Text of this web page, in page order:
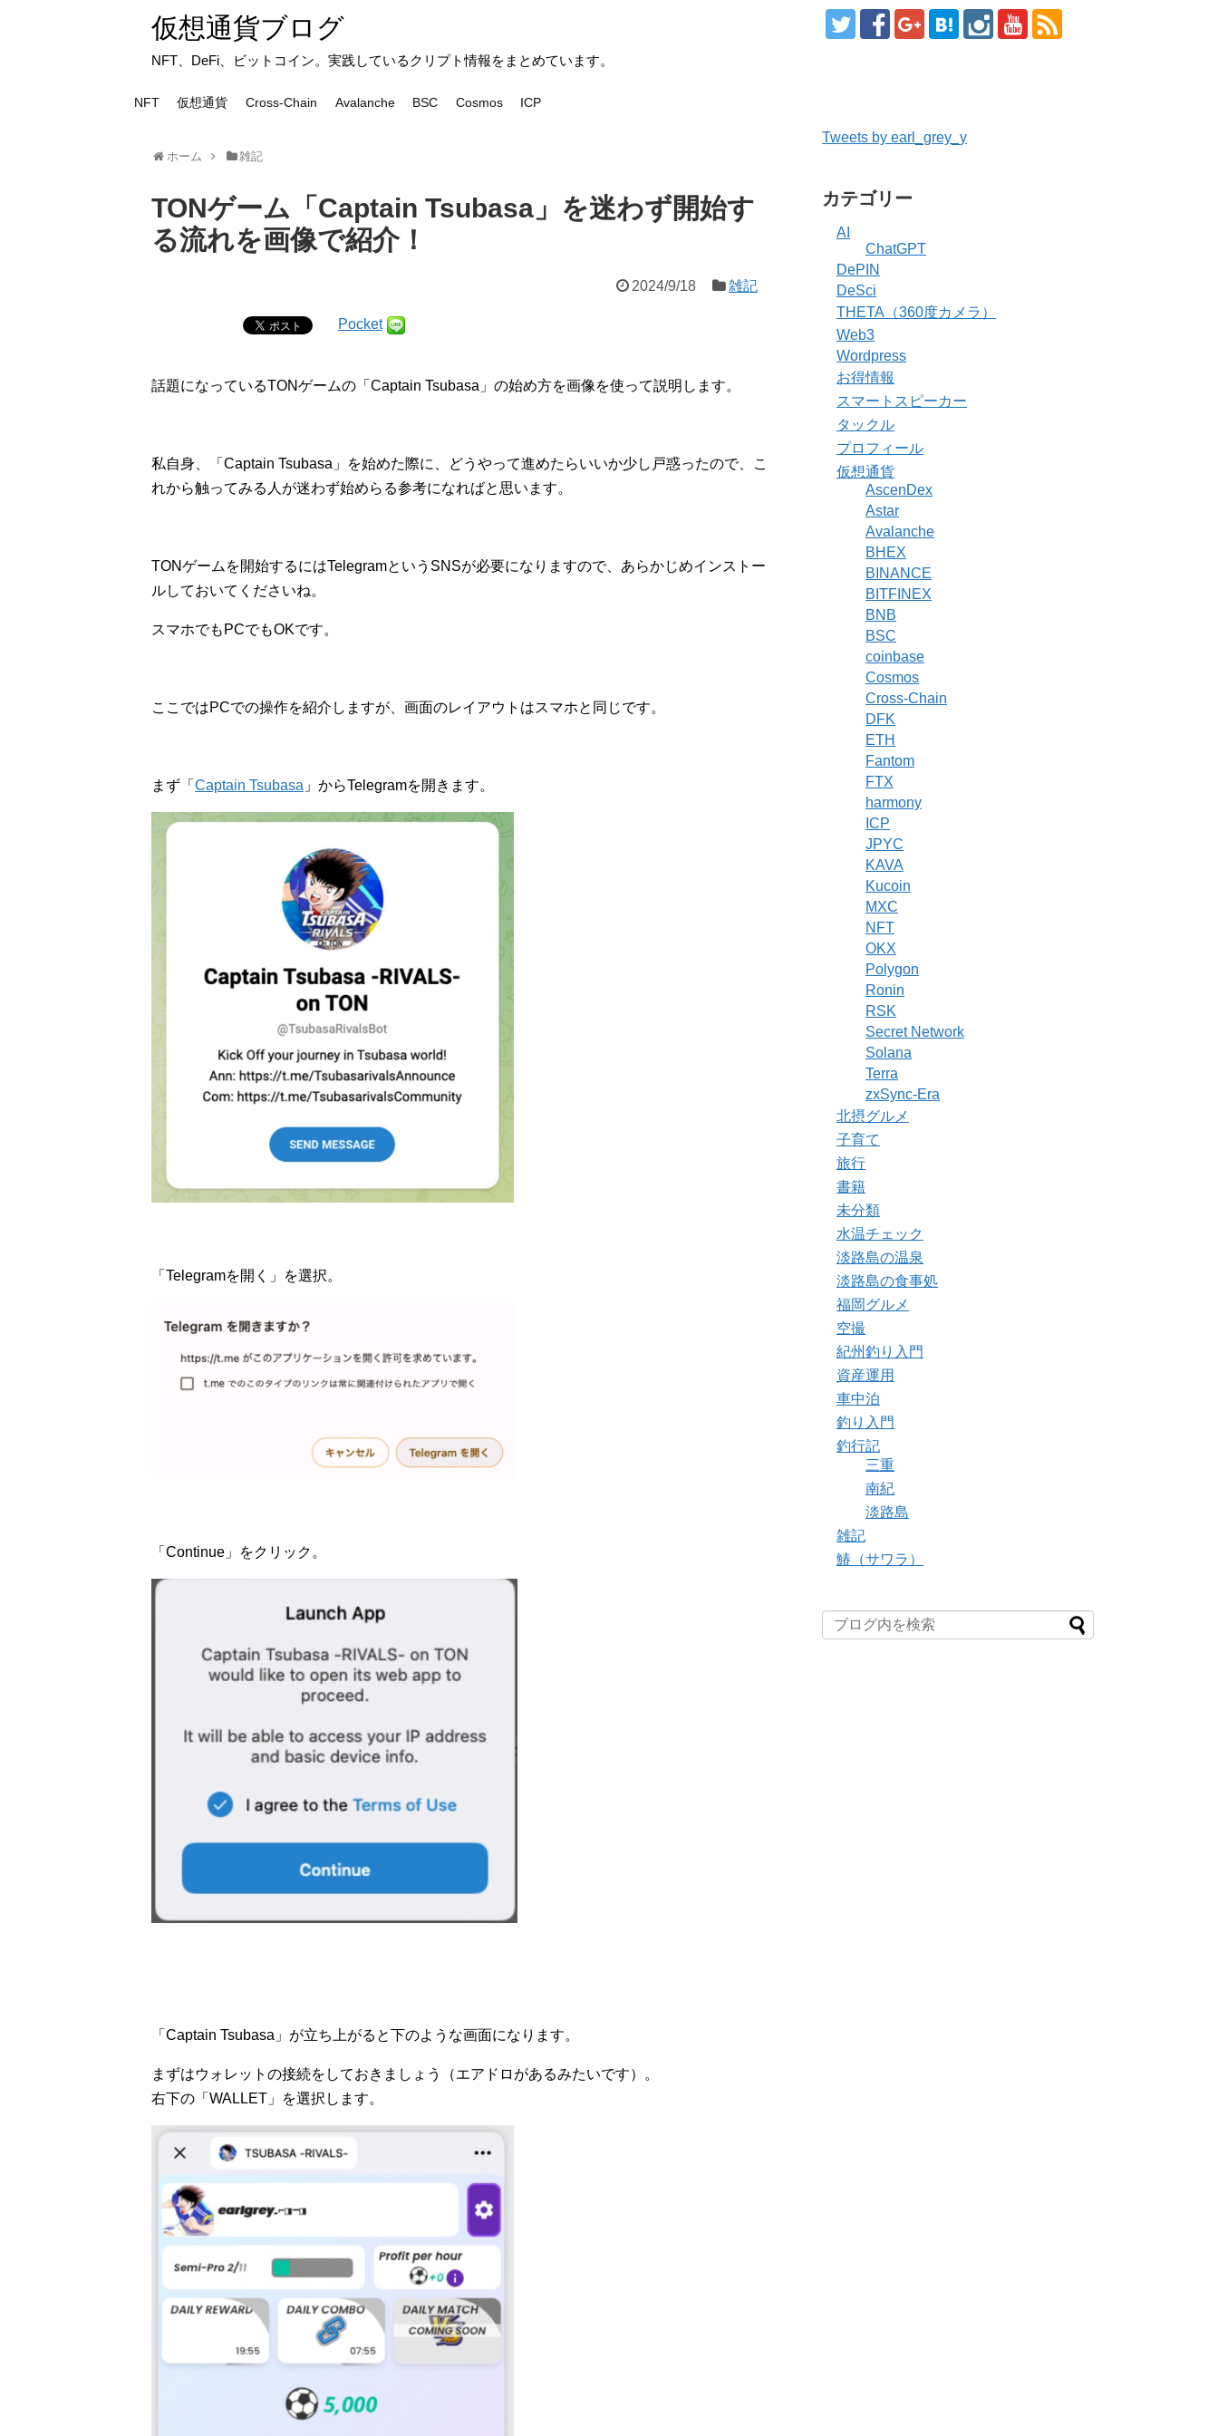
仮想通貨ブログ
NFT、DeFi、ビットコイン。実践しているクリプト情報をまとめています。
NFT 仮想通貨 Cross-Chain Avalanche BSC Cosmos ICP
ホーム 雑記
TONゲーム「Captain Tsubasa」を迷わず開始す
る流れを画像で紹介！
2024/9/18 雑記
Pocket
話題になっているTONゲームの「Captain Tsubasa」の始め方を画像を使って説明します。
私自身、「Captain Tsubasa」を始めた際に、どうやって進めたらいいか少し戸惑ったので、こ
れから触ってみる人が迷わず始めらる参考になればと思います。
TONゲームを開始するにはTelegramというSNSが必要になりますので、あらかじめインストー
ルしておいてくださいね。
スマホでもPCでもOKです。
ここではPCでの操作を紹介しますが、画面のレイアウトはスマホと同じです。
まず「 Captain Tsubasa 」からTelegramを開きます。
「Telegramを開く」を選択。
「Continue」をクリック。
「Captain Tsubasa」が立ち上がると下のような画面になります。
まずはウォレットの接続をしておきましょう（エアドロがあるみたいです）。
右下の「WALLET」を選択します。
Tweets by earl_grey_y
カテゴリー
AI
ChatGPT
DePIN
DeSci
THETA（360度カメラ）
Web3
Wordpress
お得情報
スマートスピーカー
タックル
プロフィール
仮想通貨
AscenDex
Astar
Avalanche
BHEX
BINANCE
BITFINEX
BNB
BSC
coinbase
Cosmos
Cross-Chain
DFK
ETH
Fantom
FTX
harmony
ICP
JPYC
KAVA
Kucoin
MXC
NFT
OKX
Polygon
Ronin
RSK
Secret Network
Solana
Terra
zxSync-Era
北摂グルメ
子育て
旅行
書籍
未分類
水温チェック
淡路島の温泉
淡路島の食事処
福岡グルメ
空撮
紀州釣り入門
資産運用
車中泊
釣り入門
釣行記
三重
南紀
淡路島
雑記
鰆（サワラ）